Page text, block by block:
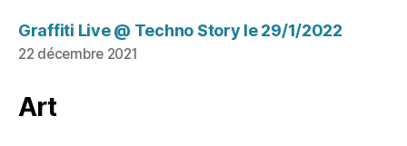
Graffiti Live @ Techno Story le 29/1/2022
22 décembre 2021
Art